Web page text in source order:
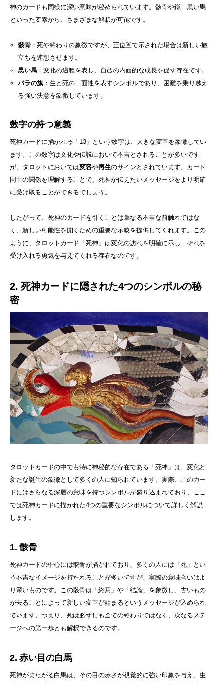
神のカードも同様に深い意味が秘められています。骸骨や鎌、黒い馬
といった要素から、さまざまな解釈が可能です。
骸骨：死や終わりの象徴ですが、正位置で示された場合は新しい旅
立ちを連想させます。
黒い馬：変化の過程を表し、自己の内面的な成長を促す存在です。
バラの旗：生と死の二面性を表すシンボルであり、困難を乗り越え
る強い決意を象徴しています。
数字の持つ意義
死神カードに描かれる「13」という数字は、大きな変革を象徴してい
ます。この数字は文化や伝説において不吉とされることが多いです
が、タロットにおいては変容や再生のサインとされています。カード
同士の関係を理解することで、死神が伝えたいメッセージをより明確
に受け取ることができるでしょう。
したがって、死神のカードを引くことは単なる不吉な前触れではな
く、新しい可能性を開くための重要な示唆を提供してくれます。この
ように、タロットカード「死神」は変化の訪れを明確に示し、それを
受け入れる勇気を与えてくれる存在なのです。
2. 死神カードに隠された4つのシンボルの秘
密
タロットカードの中でも特に神秘的な存在である「死神」は、変化と
新たな誕生の象徴として多くの人に知られています。実際、このカー
ドにはさらなる深層の意味を持つシンボルが盛り込まれており、ここ
では死神カードに描かれた4つの重要なシンボルについて詳しく解説
します。
1. 骸骨
死神カードの中心には骸骨が描かれており、多くの人には「死」とい
う不吉なイメージを持たれることが多いですが、実際の意味合いはよ
り深いものです。この骸骨は「終焉」や「結論」を象徴し、古いもの
が去ることによって新しい変革が始まるというメッセージが込められ
ています。つまり、死は必ずしも全ての終わりではなく、次なるステ
ージへの第一歩とも解釈できるのです。
2. 赤い目の白馬
死神がまたがる白馬は、その目の赤さが視覚的に強い印象を与え、生